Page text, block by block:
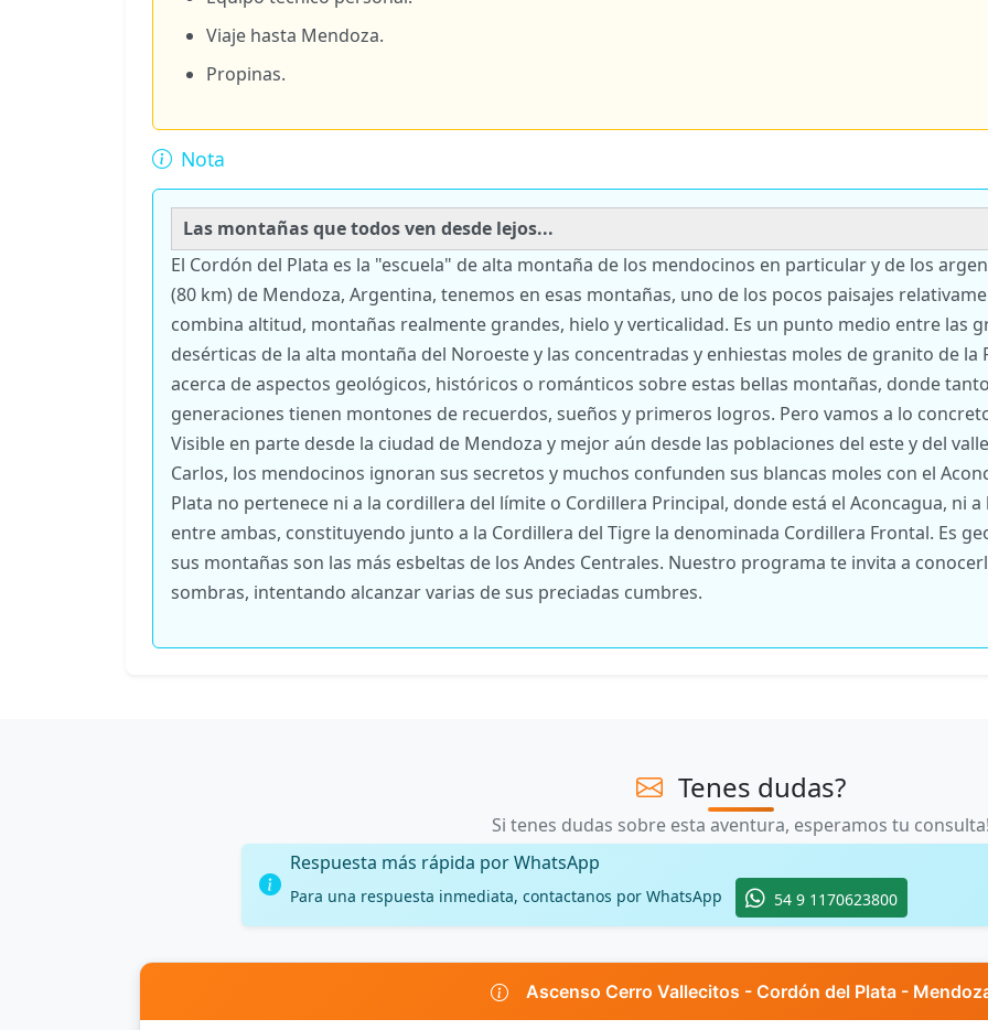
Viaje hasta Mendoza.
Propinas.
Nota
Las montañas que todos ven desde lejos...
El Cordón del Plata es la "escuela" de alta montaña de los mendocinos en particular y de los
(80 km) de Mendoza, Argentina, tenemos en esas montañas, uno de los pocos paisajes
combina altitud, montañas realmente grandes, hielo y verticalidad. Es un punto medio entre las
desérticas de la alta montaña del Noroeste y las concentradas y enhiestas moles de granito de
acerca de aspectos geológicos, históricos o románticos sobre estas bellas montañas, donde
generaciones tienen montones de recuerdos, sueños y primeros logros. Pero vamos a lo
Visible en parte desde la ciudad de Mendoza y mejor aún desde las poblaciones del este y del
Carlos, los mendocinos ignoran sus secretos y muchos confunden sus blancas moles con el
Plata no pertenece ni a la cordillera del límite o Cordillera Principal, donde está el Aconcagua, ni
entre ambas, constituyendo junto a la Cordillera del Tigre la denominada Cordillera Frontal. Es
sus montañas son las más esbeltas de los Andes Centrales. Nuestro programa te invita a
sombras, intentando alcanzar varias de sus preciadas cumbres.
Tenes dudas?
Si tenes dudas sobre esta aventura, esperamos tu
Respuesta más rápida por WhatsApp
Para una respuesta inmediata, contactanos por WhatsApp 54 9 1170623800
Ascenso Cerro Vallecitos - Cordón del Plata -